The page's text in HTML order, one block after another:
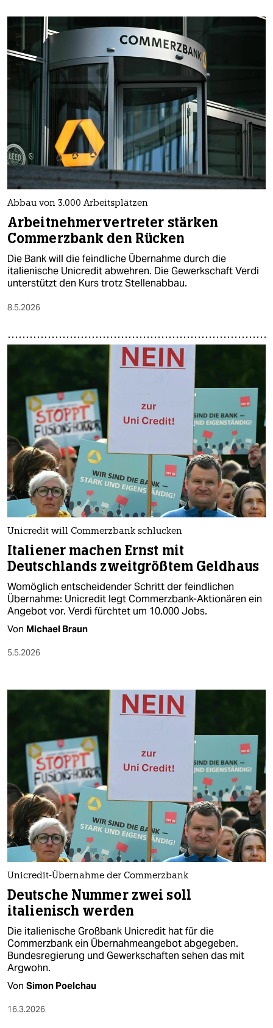
Abbau von 3.000 Arbeitsplätzen
Arbeitnehmervertreter stärken
Commerzbank den Rücken
Die Bank will die feindliche Übernahme durch die
italienische Unicredit abwehren. Die Gewerkschaft Verdi
unterstützt den Kurs trotz Stellenabbau.
8.5.2026
Unicredit will Commerzbank schlucken
Italiener machen Ernst mit
Deutschlands zweitgrößtem Geldhaus
Womöglich entscheidender Schritt der feindlichen
Übernahme: Unicredit legt Commerzbank-Aktionären ein
Angebot vor. Verdi fürchtet um 10.000 Jobs.
Von Michael Braun
5.5.2026
Unicredit-Übernahme der Commerzbank
Deutsche Nummer zwei soll
italienisch werden
Die italienische Großbank Unicredit hat für die
Commerzbank ein Übernahmeangebot abgegeben.
Bundesregierung und Gewerkschaften sehen das mit
Argwohn.
Von Simon Poelchau
16.3.2026